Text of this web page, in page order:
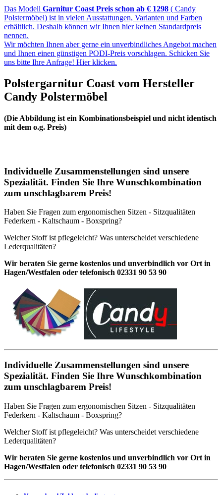
Das Modell Garnitur Coast Preis schon ab € 1298 ( Candy
Polstermöbel) ist in vielen Ausstattungen, Varianten und Farben
erhältlich. Deshalb können wir Ihnen hier keinen Standardpreis
nennen.
Wir möchten Ihnen aber gerne ein unverbindliches Angebot machen
und Ihnen einen günstigen PODI-Preis vorschlagen. Schicken Sie
uns bitte Ihre Anfrage! Hier klicken.
Polstergarnitur Coast vom Hersteller
Candy Polstermöbel
(Die Abbildung ist ein Kombinationsbeispiel und nicht identisch
mit dem o.g. Preis)
Individuelle Zusammenstellungen sind unsere
Spezialität. Finden Sie Ihre Wunschkombination
zum unschlagbarem Preis!
Haben Sie Fragen zum ergonomischen Sitzen - Sitzqualitäten
Federkern - Kaltschaum - Boxspring?
Welcher Stoff ist pflegeleicht? Was unterscheidet verschiedene
Lederqualitäten?
Wir beraten Sie gerne kostenlos und unverbindlich vor Ort in
Hagen/Westfalen oder telefonisch 02331 90 53 90
Individuelle Zusammenstellungen sind unsere
Spezialität. Finden Sie Ihre Wunschkombination
zum unschlagbarem Preis!
Haben Sie Fragen zum ergonomischen Sitzen - Sitzqualitäten
Federkern - Kaltschaum - Boxspring?
Welcher Stoff ist pflegeleicht? Was unterscheidet verschiedene
Lederqualitäten?
Wir beraten Sie gerne kostenlos und unverbindlich vor Ort in
Hagen/Westfalen oder telefonisch 02331 90 53 90